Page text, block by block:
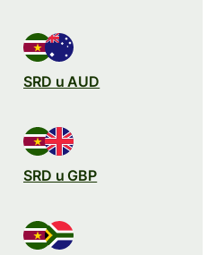
SRD u AUD
SRD u GBP